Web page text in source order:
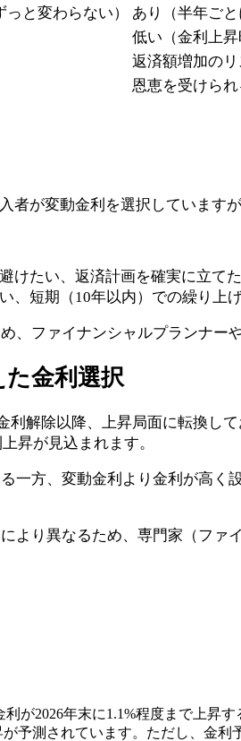
と変わらない）
あり（半年ごと
低い（金利上昇
返済額増加のリ
恩恵を受けられ
者が変動金利を選択しています
けたい、返済計画を確実に立て
、短期（10年以内）での繰り上
、ファイナンシャルプランナー
金利選択
解除以降、上昇局面に転換し
昇が見込まれます。
一方、変動金利より金利が高
より異なるため、専門家（フ
利が2026年末に1.1%程度まで上
が予測されています。ただし、金